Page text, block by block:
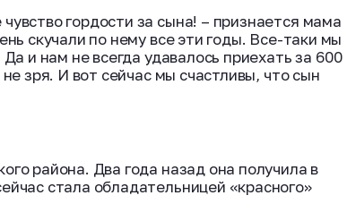
гордости за сына! – признается мама
скучали по нему все эти годы. Все-таки мы
и нам не всегда удавалось приехать за 600
зря. И вот сейчас мы счастливы, что сын
района. Два года назад она получила в
стала обладательницей «красного»